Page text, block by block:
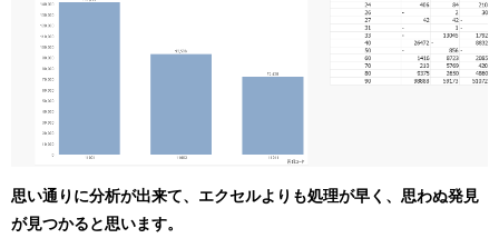
思い通りに分析が出来て、エクセルよりも処理が早く、思わぬ発見
が見つかると思います。